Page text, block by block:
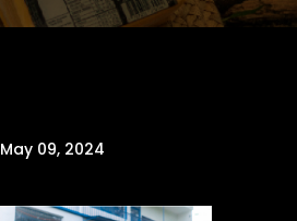
May 09, 2024